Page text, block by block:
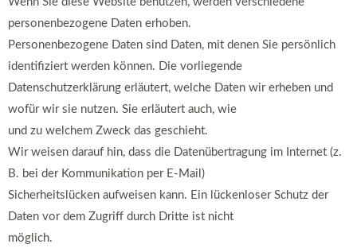
personenbezogene Daten erhoben.
Personenbezogene Daten sind Daten, mit denen Sie persönlich
identifiziert werden können. Die vorliegende
Datenschutzerklärung erläutert, welche Daten wir erheben und
wofür wir sie nutzen. Sie erläutert auch, wie
und zu welchem Zweck das geschieht.
Wir weisen darauf hin, dass die Datenübertragung im Internet (z.
B. bei der Kommunikation per E-Mail)
Sicherheitslücken aufweisen kann. Ein lückenloser Schutz der
Daten vor dem Zugriff durch Dritte ist nicht
möglich.